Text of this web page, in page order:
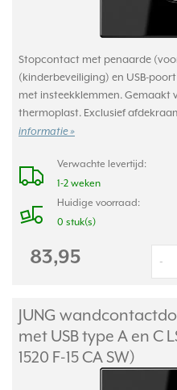
Stopcontact met penaarde
(kinderbeveiliging) en USB-
met insteekklemmen. Gemaakt
thermoplast. Exclusief
informatie »
Verwachte levertijd:
1-2 weken
Huidige voorraad:
0 stuk(s)
83,95 -
JUNG
met USB type A en C
1520 F-15 CA SW)